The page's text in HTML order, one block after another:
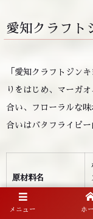
愛知クラフト
「愛知クラフトジン
りをはじめ、マーガ
合い、フローラルな
合いはバタフライピー
原材料名
アルコール分
メニュー ホ